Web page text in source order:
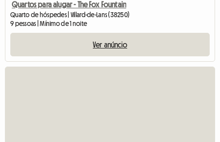
Quartos para alugar - The Fox Fountain
Quarto de hóspedes | Villard-de-Lans (38250)
9 pessoas | Mínimo de 1 noite
Ver anúncio